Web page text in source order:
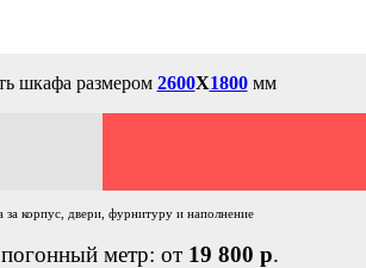
шкафа размером 2600Х1800мм
корпус, двери, фурнитуру и наполнение
метр: от 19 800 р.